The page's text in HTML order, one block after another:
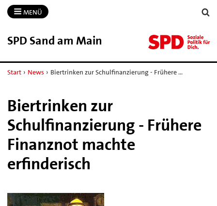
MENÜ
SPD Sand am Main
Start › News › Biertrinken zur Schulfinanzierung - Frühere …
Biertrinken zur
Schulfinanzierung - Frühere
Finanznot machte
erfinderisch